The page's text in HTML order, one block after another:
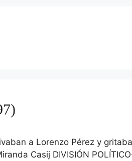
a Lorenzo Pérez y
Casij DIVISIÓN